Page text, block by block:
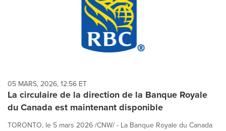
05 MARS, 2026, 12:56 ET
La circulaire de la direction de la Banque Royale
du Canada est maintenant disponible
TORONTO, le 5 mars 2026 /CNW/ - La Banque Royale du Canada